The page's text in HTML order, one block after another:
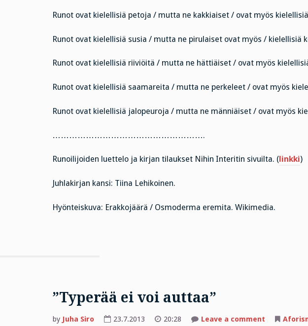
Runot ovat kielellisiä petoja / mutta ne kakkiaiset / ovat myös
Runot ovat kielellisiä susia / mutta ne pirulaiset ovat myös / kielellisiä
Runot ovat kielellisiä riiviöitä / mutta ne hättiäiset / ovat myös
Runot ovat kielellisiä saamareita / mutta ne perkeleet / ovat myös
Runot ovat kielellisiä jalopeuroja / mutta ne männiäiset / ovat myös
……………………………………………….
Runoilijoiden luettelo ja kirjan tilaukset Nihin Interitin sivuilta. (linkki)
Juhlakirjan kansi: Tiina Lehikoinen.
Hyönteiskuva: Erakkojäärä / Osmoderma eremita. Wikimedia.
”Typerää ei voi auttaa”
by Juha Siro 23.7.2013 20:28 Leave a commenton